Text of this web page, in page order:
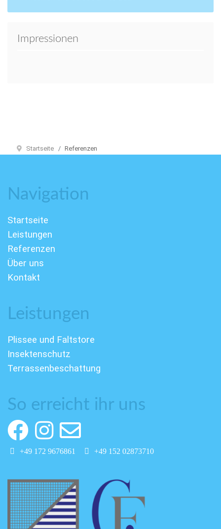
Impressionen
Startseite Referenzen
Navigation
Startseite
Leistungen
Referenzen
Über uns
Kontakt
Leistungen
Plissee und Faltstore
Insektenschutz
Terrassenbeschattung
So erreicht ihr uns
+49 172 9676861 +49 152 02873710